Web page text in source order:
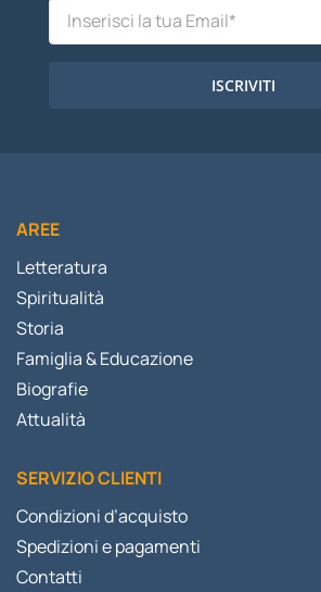
ISCRIVITI
AREE
Letteratura
Spiritualità
Storia
Famiglia & Educazione
Biografie
Attualità
SERVIZIO CLIENTI
Condizioni d’acquisto
Spedizioni e pagamenti
Contatti